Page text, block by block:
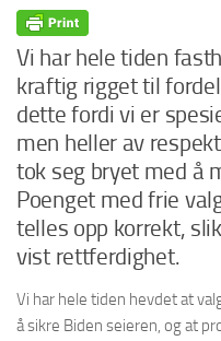
Vi har hele tiden
kraftig rigget til
dette fordi vi er
men heller av
tok seg bryet med å
Poenget med frie
telles opp korrekt,
vist rettferdighet.
Vi har hele tiden hevdet at
å sikre Biden seieren, og at